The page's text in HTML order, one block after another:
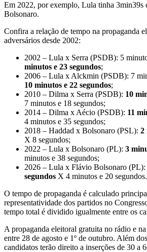
Em 2022, por exemplo, Lula tinha 3min39s
Bolsonaro.
Confira a relação de tempo na propaganda
adversários desde 2002:
2002 – Lula x Serra (PSDB): 5
minutos e 23 segundos;
2006 – Lula x Alckmin (PSDB): 7
10 minutos e 22 segundos;
2010 – Dilma x Serra (PSDB): 10
7 minutos e 18 segundos;
2014 – Dilma x Aécio (PSDB): 11
4 minutos e 35 segundos;
2018 – Haddad x Bolsonaro (PSL): 2
X 8 segundos;
2022 – Lula x Bolsonaro (PL): 3
minutos e 38 segundos;
2026 – Lula x Flávio Bolsonaro (PL):
segundos X 4 minutos e 20 segundos.
O tempo de propaganda é calculado
representatividade dos partidos no
tempo total é dividido igualmente entre os
A propaganda eleitoral gratuita no rádio e
entre 28 de agosto e 1º de outubro. Além
candidatos terão direito a inserções de 30 a